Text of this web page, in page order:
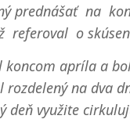
prednášať na
referoval o
koncom apríla a
rozdelený na dva
využite